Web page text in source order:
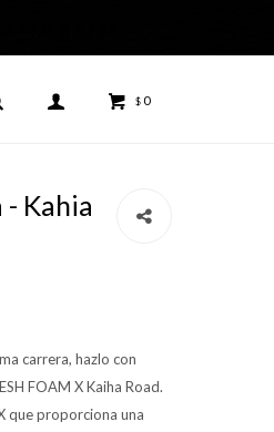
$ 0
Kahia
carrera, hazlo con
FOAM X Kaiha Road.
que proporciona una